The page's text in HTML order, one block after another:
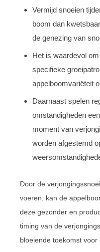
Vermijd snoeien
boom dan
de genezing van
Het is waardevol
specifieke
appelboomvariëteit
Daarnaast spelen
omstandigheden
moment van
worden afgestemd
Door de
voeren, kan de
deze gezonder en
timing van de
bloeiende toekomst voor